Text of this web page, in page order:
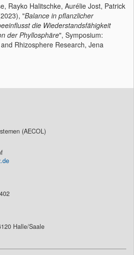
Rayko Halitschke, Aurélie Jost, Patrick
"Balance in pflanzlicher
die Wiederstandsfähigkeit
der Phyllosphäre", Symposium:
Rhizosphere Research, Jena
(AECOL)
Halle/Saale